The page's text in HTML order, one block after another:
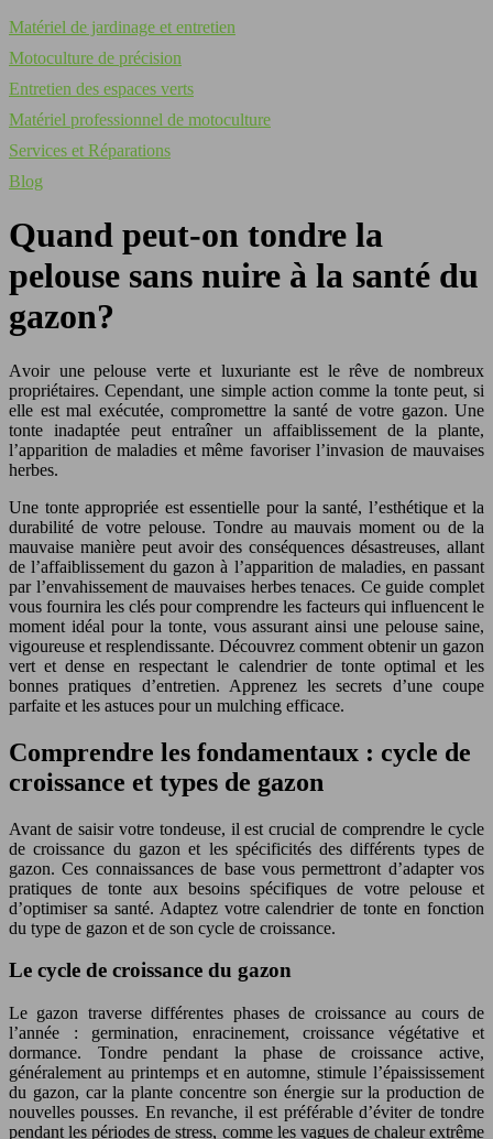
Matériel de jardinage et entretien
Motoculture de précision
Entretien des espaces verts
Matériel professionnel de motoculture
Services et Réparations
Blog
Quand peut-on tondre la
pelouse sans nuire à la santé du
gazon?
Avoir une pelouse verte et luxuriante est le rêve de nombreux
propriétaires. Cependant, une simple action comme la tonte peut, si
elle est mal exécutée, compromettre la santé de votre gazon. Une
tonte inadaptée peut entraîner un affaiblissement de la plante,
l’apparition de maladies et même favoriser l’invasion de mauvaises
herbes.
Une tonte appropriée est essentielle pour la santé, l’esthétique et la
durabilité de votre pelouse. Tondre au mauvais moment ou de la
mauvaise manière peut avoir des conséquences désastreuses, allant
de l’affaiblissement du gazon à l’apparition de maladies, en passant
par l’envahissement de mauvaises herbes tenaces. Ce guide complet
vous fournira les clés pour comprendre les facteurs qui influencent le
moment idéal pour la tonte, vous assurant ainsi une pelouse saine,
vigoureuse et resplendissante. Découvrez comment obtenir un gazon
vert et dense en respectant le calendrier de tonte optimal et les
bonnes pratiques d’entretien. Apprenez les secrets d’une coupe
parfaite et les astuces pour un mulching efficace.
Comprendre les fondamentaux : cycle de
croissance et types de gazon
Avant de saisir votre tondeuse, il est crucial de comprendre le cycle
de croissance du gazon et les spécificités des différents types de
gazon. Ces connaissances de base vous permettront d’adapter vos
pratiques de tonte aux besoins spécifiques de votre pelouse et
d’optimiser sa santé. Adaptez votre calendrier de tonte en fonction
du type de gazon et de son cycle de croissance.
Le cycle de croissance du gazon
Le gazon traverse différentes phases de croissance au cours de
l’année : germination, enracinement, croissance végétative et
dormance. Tondre pendant la phase de croissance active,
généralement au printemps et en automne, stimule l’épaississement
du gazon, car la plante concentre son énergie sur la production de
nouvelles pousses. En revanche, il est préférable d’éviter de tondre
pendant les périodes de stress, comme les vagues de chaleur extrême